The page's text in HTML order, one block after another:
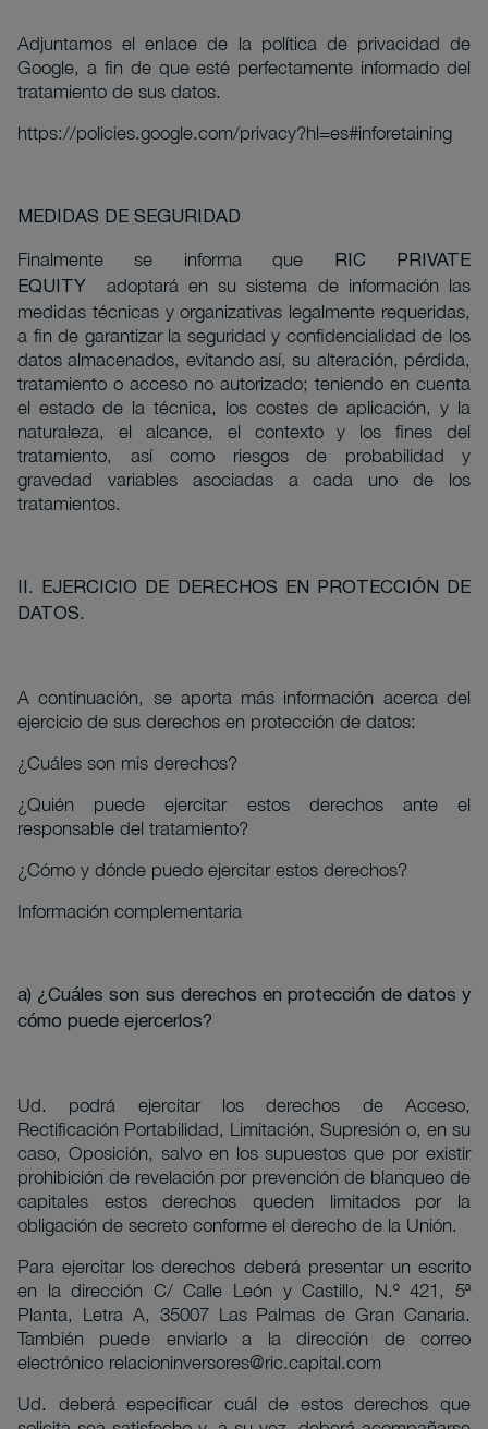
Adjuntamos el enlace de la política de privacidad de
Google, a fin de que esté perfectamente informado del
tratamiento de sus datos.
https://policies.google.com/privacy?hl=es#inforetaining
MEDIDAS DE SEGURIDAD
Finalmente se informa que
RIC PRIVATE
EQUITY
adoptará en su sistema de información las
medidas técnicas y organizativas legalmente requeridas,
a fin de garantizar la seguridad y confidencialidad de los
datos almacenados, evitando así, su alteración, pérdida,
tratamiento o acceso no autorizado; teniendo en cuenta
el estado de la técnica, los costes de aplicación, y la
naturaleza, el alcance, el contexto y los fines del
tratamiento, así como riesgos de probabilidad y
gravedad variables asociadas a cada uno de los
tratamientos.
II. EJERCICIO DE DERECHOS EN PROTECCIÓN DE
DATOS.
A continuación, se aporta más información acerca del
ejercicio de sus derechos en protección de datos:
¿Cuáles son mis derechos?
¿Quién puede ejercitar estos derechos ante el
responsable del tratamiento?
¿Cómo y dónde puedo ejercitar estos derechos?
Información complementaria
a) ¿Cuáles son sus derechos en protección de datos y
cómo puede ejercerlos?
Ud. podrá ejercitar los derechos de Acceso,
Rectificación Portabilidad, Limitación, Supresión o, en su
caso, Oposición, salvo en los supuestos que por existir
prohibición de revelación por prevención de blanqueo de
capitales estos derechos queden limitados por la
obligación de secreto conforme el derecho de la Unión.
Para ejercitar los derechos deberá presentar un escrito
en la dirección C/ Calle León y Castillo, N.º 421, 5ª
Planta, Letra A, 35007 Las Palmas de Gran Canaria.
También puede enviarlo a la dirección de correo
electrónico relacioninversores@ric.capital.com
Ud. deberá especificar cuál de estos derechos que